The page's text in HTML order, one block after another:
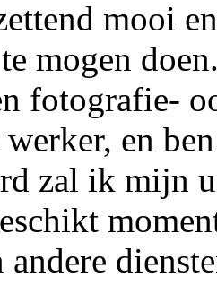
mooi
mogen
fotografie-
en
zal ik mijn